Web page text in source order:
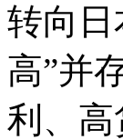
转向日
高”并
利、高